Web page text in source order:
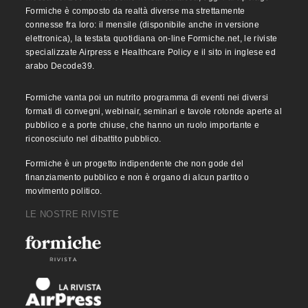
Formiche è composto da realtà diverse ma strettamente
connesse fra loro: il mensile (disponibile anche in versione
elettronica), la testata quotidiana on-line Formiche.net, le riviste
specializzate Airpress e Healthcare Policy e il sito in inglese ed
arabo Decode39.
Formiche vanta poi un nutrito programma di eventi nei diversi
formati di convegni, webinair, seminari e tavole rotonde aperte al
pubblico e a porte chiuse, che hanno un ruolo importante e
riconosciuto nel dibattito pubblico.
Formiche è un progetto indipendente che non gode del
finanziamento pubblico e non è organo di alcun partito o
movimento politico.
LE NOSTRE RIVISTE